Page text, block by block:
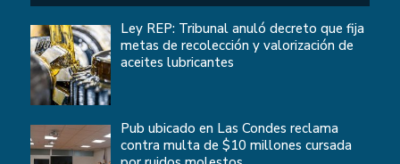
Ley REP: Tribunal anuló decreto que fija
metas de recolección y valorización de
aceites lubricantes
Pub ubicado en Las Condes reclama
contra multa de $10 millones cursada